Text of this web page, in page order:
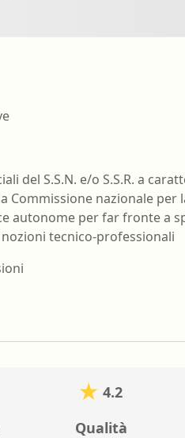
del S.S.N. e/o S.S.R. a
Commissione nazionale
autonome per far fronte a
tecnico-professionali
4.2
Qualità